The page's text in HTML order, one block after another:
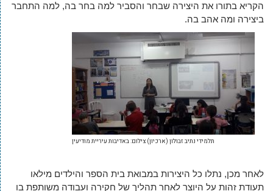
הקריא בתורו את היצירה שבחר והסביר למה בחר בה, למה התחבר
ביצירה ומה אהב בה.
תלמידי נתיב זבולון (ארכיון) צילום: באדיבות עיריית מודיעין
לאחר מכן, נתלו כל היצירות במבואת בית הספר והילדים מילאו
תעודת זהות על היוצר לאחר תהליך של חקירה ועבודה משותפת בו